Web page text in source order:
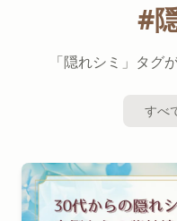
#
「隠れシミ」タグ
すべ
#隠れシミタグの記事